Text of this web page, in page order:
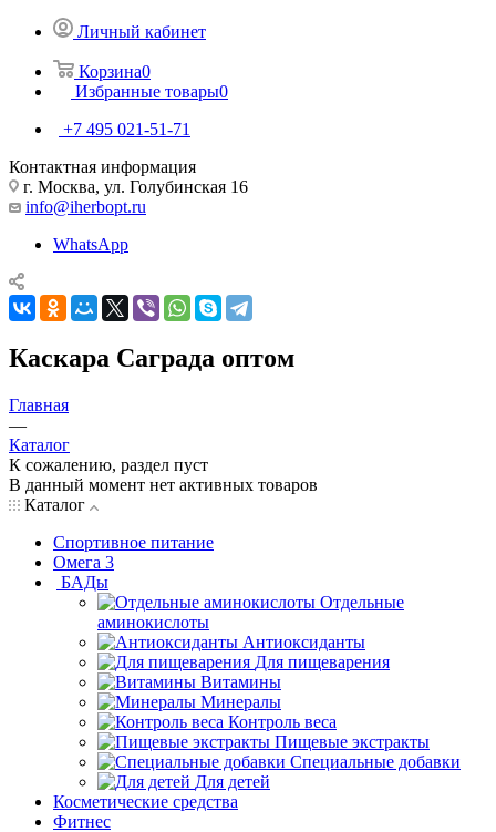
Личный кабинет
Корзина0
Избранные товары0
+7 495 021-51-71
Контактная информация
г. Москва, ул. Голубинская 16
info@iherbopt.ru
WhatsApp
Каскара Саграда оптом
Главная
—
Каталог
К сожалению, раздел пуст
В данный момент нет активных товаров
Каталог
Спортивное питание
Омега 3
БАДы
Отдельные
аминокислоты
Антиоксиданты
Для пищеварения
Витамины
Минералы
Контроль веса
Пищевые экстракты
Специальные добавки
Для детей
Косметические средства
Фитнес